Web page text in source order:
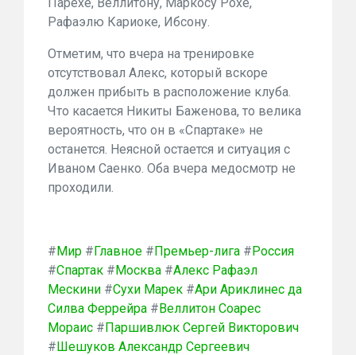
Рафаэлю Кариоке, Ибсону.
Отметим, что вчера на тренировке
отсутствовал Алекс, который вскоре
должен прибыть в расположение клуба.
Что касается Никиты Баженова, то велика
вероятность, что он в «Спартаке» не
останется. Неясной остается и ситуация с
Иваном Саенко. Оба вчера медосмотр не
проходили.
#Мир #Главное #Премьер-лига #Россия
#Спартак #Москва #Алекс Рафаэл
Мескини #Сухи Марек #Ари Ариклинес да
Силва Феррейра #Веллитон Соарес
Мораис #Паршивлюк Сергей Викторович
#Шешуков Александр Сергеевич